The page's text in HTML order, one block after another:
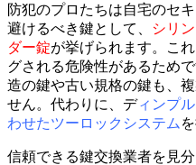
防犯のプロたちは自宅のセ
避けるべき鍵として、
シリ
ダー錠が挙げられます。こ
グされる危険性があるため
造の鍵や古い規格の鍵も、
せん。代わりに、ディンプ
わせたツーロックシステム
信頼できる鍵交換業者を見